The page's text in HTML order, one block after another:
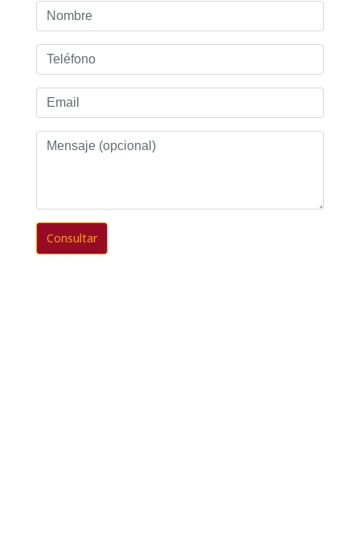
Nombre
Teléfono
Email
Mensaje
Consultar